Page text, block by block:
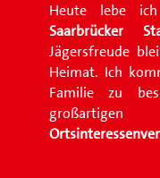
Heute lebe
Saarbrücker
Jägersfreude
Heimat. Ich
Familie zu